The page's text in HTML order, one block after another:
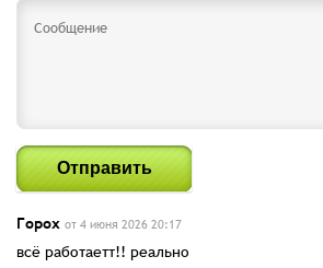
Отправить
Горох от 4 июня 2026 20:17
всё работаетт!! реально